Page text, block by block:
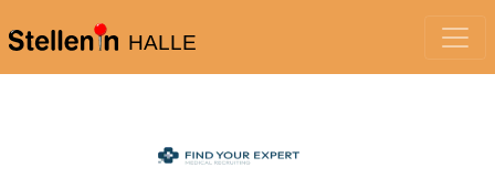
HALLE